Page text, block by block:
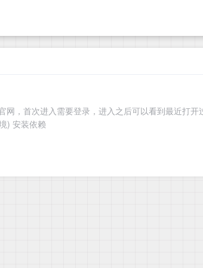
，首次进入需要登录，进入之后可以看到最近打
) 安装依赖